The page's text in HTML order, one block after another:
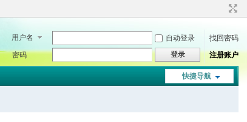
用户名 自动登录
找回密码
密码
登录 注册账户
快捷导航